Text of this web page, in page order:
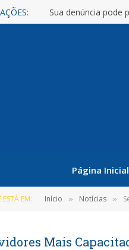
Sua denúncia pode
Página Inicial
ESTÁ EM: Início » Notícias »
Mais